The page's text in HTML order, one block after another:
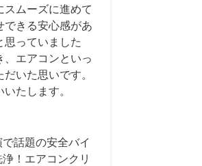
スムーズに進めて
できる安心感があ
思っていました
、エアコンといっ
いた思いです。
たします。
話題の安全バイ
！エアコンクリ